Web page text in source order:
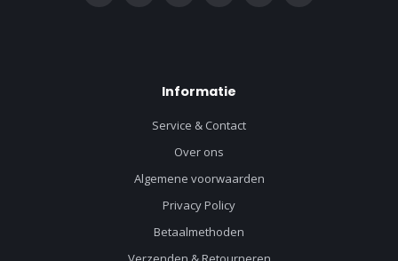
Informatie
Service & Contact
Over ons
Algemene voorwaarden
Privacy Policy
Betaalmethoden